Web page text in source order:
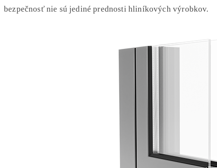
bezpečnosť nie sú jediné prednosti hliníkových výrobkov.